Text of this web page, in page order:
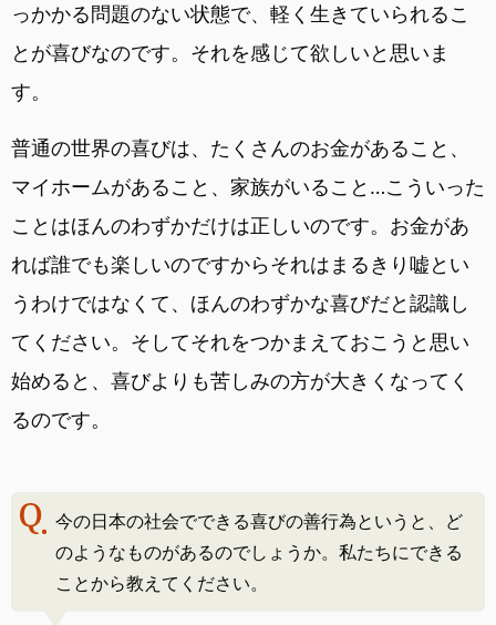
っかかる問題のない状態で、軽く生きていられるこ
とが喜びなのです。それを感じて欲しいと思いま
す。
普通の世界の喜びは、たくさんのお金があること、
マイホームがあること、家族がいること…こういった
ことはほんのわずかだけは正しいのです。お金があ
れば誰でも楽しいのですからそれはまるきり嘘とい
うわけではなくて、ほんのわずかな喜びだと認識し
てください。そしてそれをつかまえておこうと思い
始めると、喜びよりも苦しみの方が大きくなってく
るのです。
今の日本の社会でできる喜びの善行為というと、ど
のようなものがあるのでしょうか。私たちにできる
ことから教えてください。